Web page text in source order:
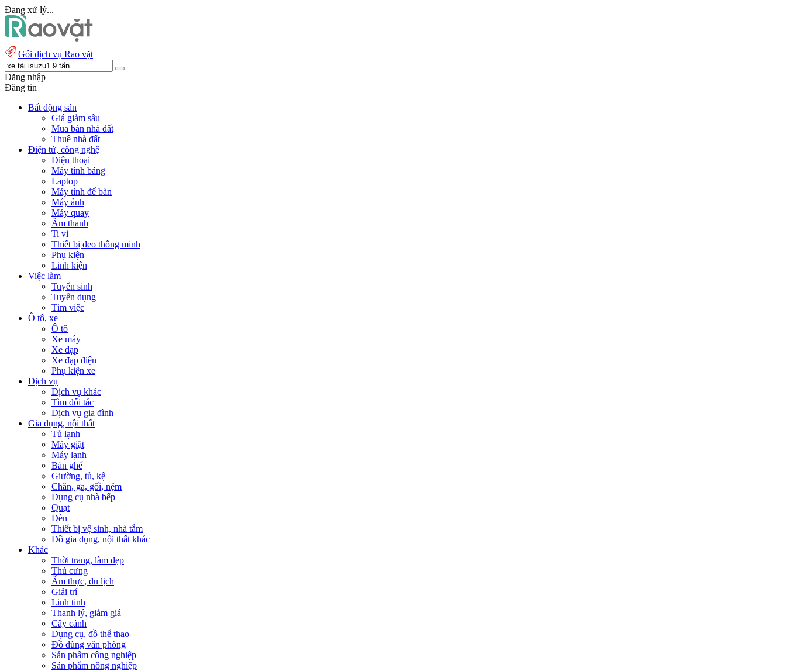
Đang xử lý...
Gói dịch vụ Rao vặt
Đăng nhập
Đăng tin
Bất động sản
Giá giảm sâu
Mua bán nhà đất
Thuê nhà đất
Điện tử, công nghệ
Điện thoại
Máy tính bảng
Laptop
Máy tính để bàn
Máy ảnh
Máy quay
Âm thanh
Ti vi
Thiết bị đeo thông minh
Phụ kiện
Linh kiện
Việc làm
Tuyển sinh
Tuyển dụng
Tìm việc
Ô tô, xe
Ô tô
Xe máy
Xe đạp
Xe đạp điện
Phụ kiện xe
Dịch vụ
Dịch vụ khác
Tìm đối tác
Dịch vụ gia đình
Gia dụng, nội thất
Tủ lạnh
Máy giặt
Máy lạnh
Bàn ghế
Giường, tủ, kệ
Chăn, ga, gối, nệm
Dụng cụ nhà bếp
Quạt
Đèn
Thiết bị vệ sinh, nhà tắm
Đồ gia dụng, nội thất khác
Khác
Thời trang, làm đẹp
Thú cưng
Ẩm thực, du lịch
Giải trí
Linh tinh
Thanh lý, giảm giá
Cây cảnh
Dụng cụ, đồ thể thao
Đồ dùng văn phòng
Sản phẩm công nghiệp
Sản phẩm nông nghiệp